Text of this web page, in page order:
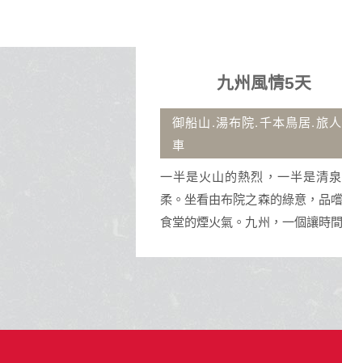
九州風情5天
御船山.湯布院.千本鳥居.旅人列
一半是火山的熱烈，一半是清泉
柔。坐看由布院之森的綠意，品嚐
食堂的煙火氣。九州，一個讓時間